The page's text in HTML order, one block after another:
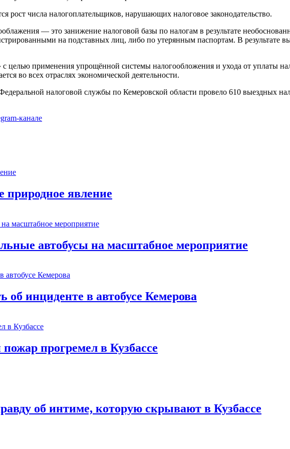
рост числа налогоплательщиков, нарушающих налоговое законодательство.
— это занижение налоговой базы по налогам в результате
на подставных лиц, либо по утерянным паспортам. В результате
с целью применения упрощённой системы налогообложения и ухода от уплаты
во всех отраслях экономической деятельности.
налоговой службы по Кемеровской области провело 610 выездных
канале
природное явление
автобусы на масштабное мероприятие
об инциденте в автобусе Кемерова
прогремел в Кузбассе
об интиме, которую скрывают в Кузбассе